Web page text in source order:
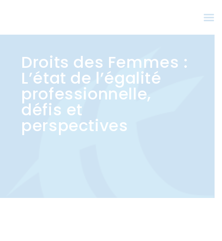
Droits des Femmes :
L’état de l’égalité
professionnelle,
défis et
perspectives